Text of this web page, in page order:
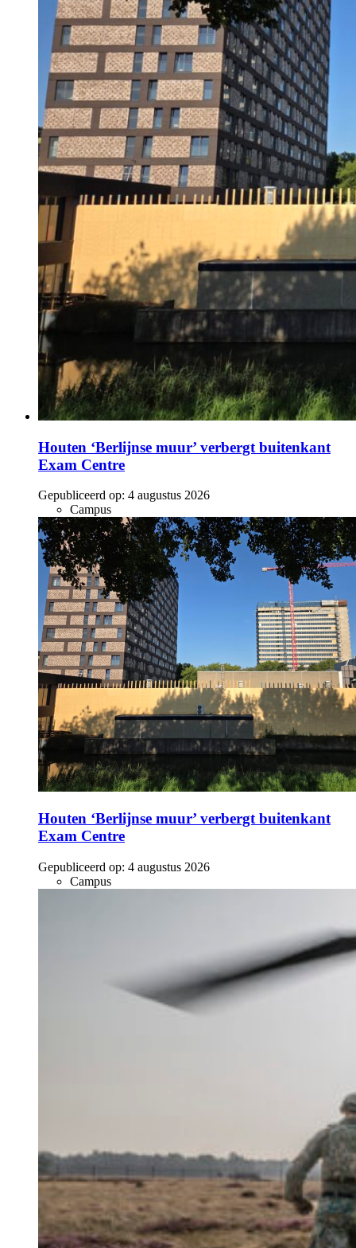
Houten ‘Berlijnse muur’ verbergt buitenkant
Exam Centre
Gepubliceerd op: 4 augustus 2026
Campus
Houten ‘Berlijnse muur’ verbergt buitenkant
Exam Centre
Gepubliceerd op: 4 augustus 2026
Campus